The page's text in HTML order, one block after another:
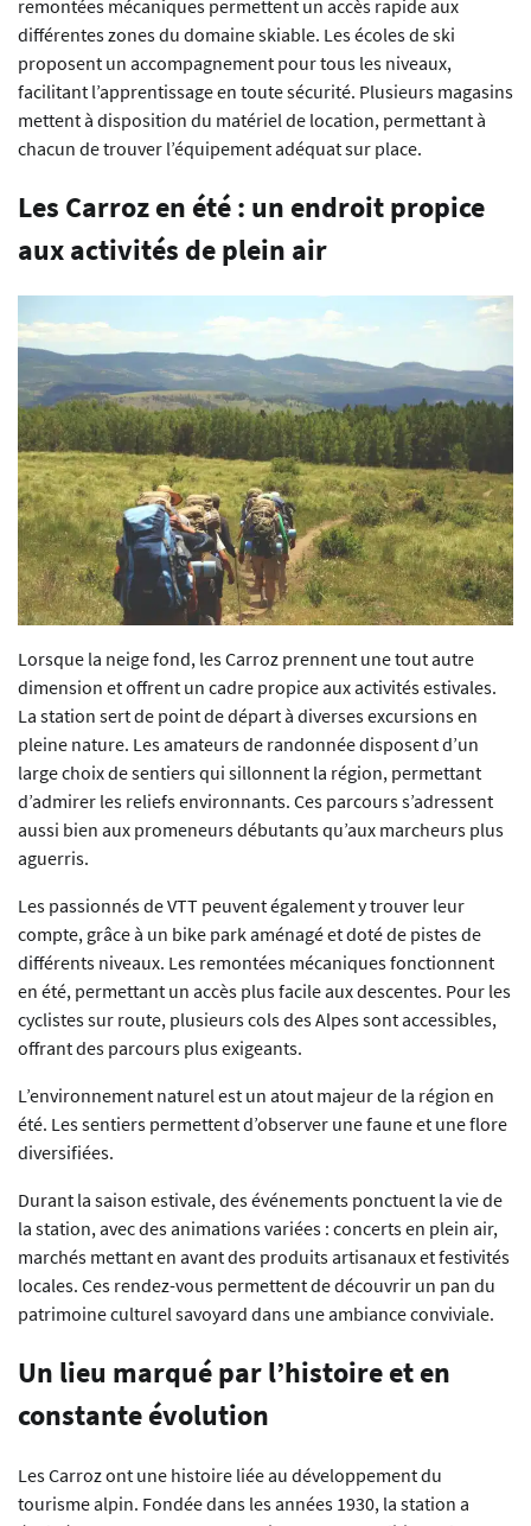
remontées mécaniques permettent un accès rapide aux
différentes zones du domaine skiable. Les écoles de ski
proposent un accompagnement pour tous les niveaux,
facilitant l’apprentissage en toute sécurité. Plusieurs magasins
mettent à disposition du matériel de location, permettant à
chacun de trouver l’équipement adéquat sur place.
Les Carroz en été : un endroit propice
aux activités de plein air
Lorsque la neige fond, les Carroz prennent une tout autre
dimension et offrent un cadre propice aux activités estivales.
La station sert de point de départ à diverses excursions en
pleine nature. Les amateurs de randonnée disposent d’un
large choix de sentiers qui sillonnent la région, permettant
d’admirer les reliefs environnants. Ces parcours s’adressent
aussi bien aux promeneurs débutants qu’aux marcheurs plus
aguerris.
Les passionnés de VTT peuvent également y trouver leur
compte, grâce à un bike park aménagé et doté de pistes de
différents niveaux. Les remontées mécaniques fonctionnent
en été, permettant un accès plus facile aux descentes. Pour les
cyclistes sur route, plusieurs cols des Alpes sont accessibles,
offrant des parcours plus exigeants.
L’environnement naturel est un atout majeur de la région en
été. Les sentiers permettent d’observer une faune et une flore
diversifiées.
Durant la saison estivale, des événements ponctuent la vie de
la station, avec des animations variées : concerts en plein air,
marchés mettant en avant des produits artisanaux et festivités
locales. Ces rendez-vous permettent de découvrir un pan du
patrimoine culturel savoyard dans une ambiance conviviale.
Un lieu marqué par l’histoire et en
constante évolution
Les Carroz ont une histoire liée au développement du
tourisme alpin. Fondée dans les années 1930, la station a